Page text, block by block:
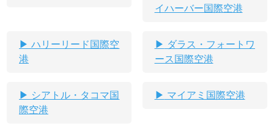
イハーバー国際空港
ハリーリード国際空
港
ダラス・フォートワ
ース国際空港
シアトル・タコマ国
際空港
マイアミ国際空港